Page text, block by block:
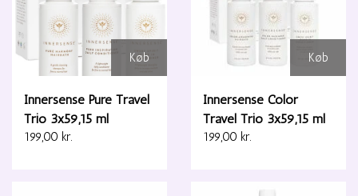
Køb
Innersense Pure Travel
Trio 3x59,15 ml
199,00 kr.
Køb
Innersense Color
Travel Trio 3x59,15 ml
199,00 kr.